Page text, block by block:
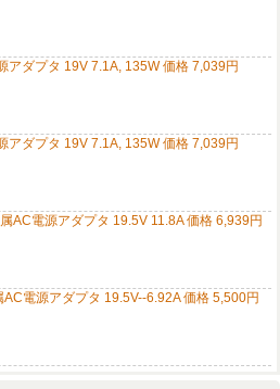
アダプタ 19V 7.1A, 135W 価格 7,039円
アダプタ 19V 7.1A, 135W 価格 7,039円
AC電源アダプタ 19.5V 11.8A 価格 6,939円
電源アダプタ 19.5V--6.92A 価格 5,500円